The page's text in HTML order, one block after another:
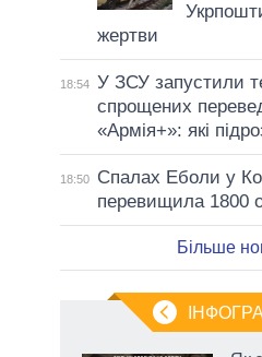
жертви
18:54 У ЗСУ запустили
спрощених
«Армія+»: які
18:50
Спалах Еболи у
перевищила 1800
Більше